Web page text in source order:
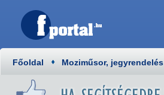
Főoldal Moziműsor, jegyrendelés